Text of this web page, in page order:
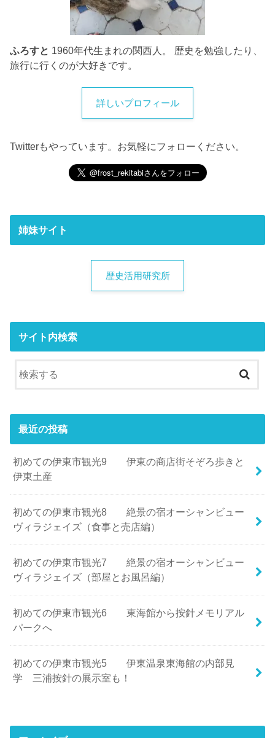
ふろすと 1960年代生まれの関西人。 歴史を勉強したり、
旅行に行くのが大好きです。
詳しいプロフィール
Twitterもやっています。お気軽にフォローください。
姉妹サイト
歴史活用研究所
サイト内検索
最近の投稿
初めての伊東市観光9 伊東の商店街そぞろ歩きと
伊東土産
初めての伊東市観光8 絶景の宿オーシャンビュー
ヴィラジェイズ（食事と売店編）
初めての伊東市観光7 絶景の宿オーシャンビュー
ヴィラジェイズ（部屋とお風呂編）
初めての伊東市観光6 東海館から按針メモリアル
パークへ
初めての伊東市観光5 伊東温泉東海館の内部見
学 三浦按針の展示室も！